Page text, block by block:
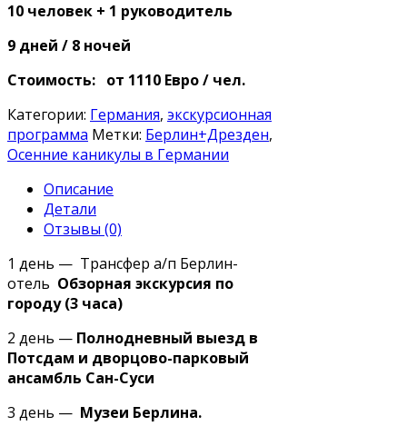
10 человек + 1 руководитель
9 дней / 8 ночей
Стоимость: от 1110 Евро / чел.
Категории: Германия, экскурсионная
программа Метки: Берлин+Дрезден,
Осенние каникулы в Германии
Описание
Детали
Отзывы (0)
1 день — Трансфер а/п Берлин-
отель Обзорная экскурсия по
городу (3 часа)
2 день — Полнодневный выезд в
Потсдам и дворцово-парковый
ансамбль Сан-Суси
3 день — Музеи Берлина.